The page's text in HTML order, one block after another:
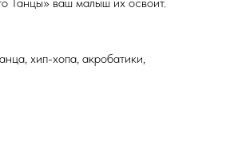
хип-хопа, акробатики,